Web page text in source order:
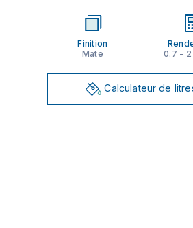
Finition
Mate
0.7 - 2
Calculateur de